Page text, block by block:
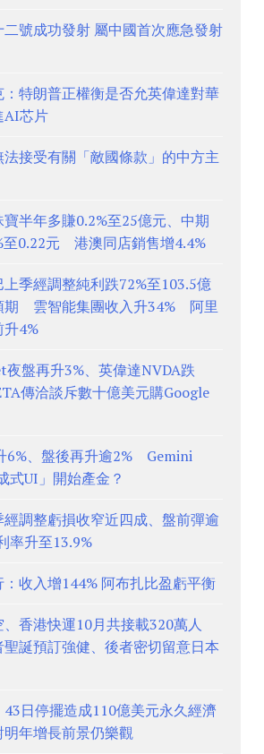
號成功發射 屬中國首次應急發射
：特朗普正權衡是否允英偉達對華
AI芯片
法接受有關「敵國條款」的中方主
寶半年多賺0.2%至25億元、中期
至0.22元 港澳同店銷售增4.4%
上季經調整純利跌72%至103.5億
期 雲智能集團收入升34% 阿里
升4%
盤再升3%、英偉達NVDA跌
傳洽談斥數十億美元購Google
6%、盤後再升逾2% Gemini
式UI」開始產金？
調整虧損收窄近四成、盤前彈逾
升至13.9%
收入增144% 阿布扎比盈虧平衡
、香港快運10月共接載320萬人
誕預訂強健、後者密切留意日本
43日停擺造成110億美元永久經濟
年增長前景仍樂觀